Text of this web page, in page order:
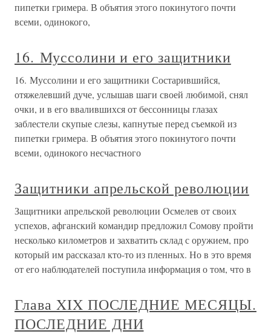
пипетки гримера. В объятия этого покинутого почти
всеми, одинокого,
16. Муссолини и его защитники
16. Муссолини и его защитники Состарившийся,
отяжелевший дуче, услышав шаги своей любимой, снял
очки, и в его ввалившихся от бессонницы глазах
заблестели скупые слезы, капнутые перед съемкой из
пипетки гримера. В объятия этого покинутого почти
всеми, одинокого несчастного
Защитники апрельской революции
Защитники апрельской революции Осмелев от своих
успехов, афганский командир предложил Сомову пройти
несколько километров и захватить склад с оружием, про
который им рассказал кто-то из пленных. Но в это время
от его наблюдателей поступила информация о том, что в
Глава XIX ПОСЛЕДНИЕ МЕСЯЦЫ.
ПОСЛЕДНИЕ ДНИ